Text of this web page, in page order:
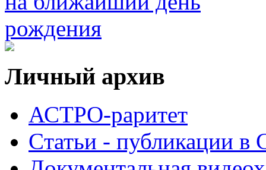
Личный архив
АСТРО-раритет
Cтатьи - публикации